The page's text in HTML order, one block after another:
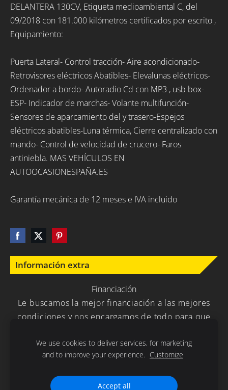
Información extra
Financiación
Le buscamos la mejor financiación a las mejores
condiciones y nos encargamos de todo para que
DELANTERA 130CV, Etiqueta medioambiental C, del
09/2018 con 181.000 kilómetros certificados por escrito ,
Equipamiento:
Puerta Lateral- Control tracción- Aire acondicionado-
Retrovisores eléctricos Abatibles- Elevalunas eléctricos-
Ordenador a bordo- Autoradio Cd con MP3 , usb box-
ESP- Indicador de marchas- Volante multifunción-
Sensores de aparcamiento del y trasero-Espejos
eléctricos abatibles-Luna térmica, Cierre centralizado con
mando- Control de velocidad de crucero- Faros
antiniebla. MAS VEHÍCULOS EN
AUTOOCASIONESPAÑA.ES
Garantía mecánica de 12 meses e IVA incluido
We use cookies to deliver services, for marketing
and to improve your experience. Customize
Accept all